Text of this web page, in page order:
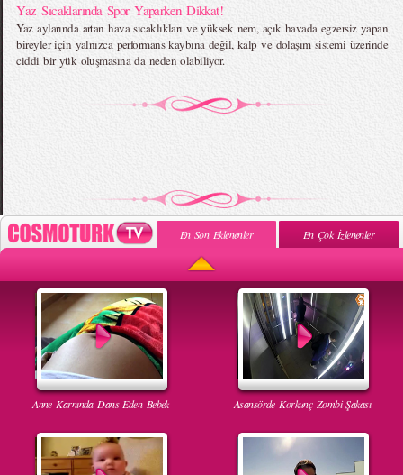
Yaz Sıcaklarında Spor Yaparken Dikkat!
Yaz aylarında artan hava sıcaklıkları ve yüksek nem, açık havada egzersiz yapan
bireyler için yalnızca performans kaybına değil, kalp ve dolaşım sistemi üzerinde
ciddi bir yük oluşmasına da neden olabiliyor.
En Son Eklenenler En Çok İzlenenler
Anne Karnında Dans Eden Bebek Asansörde Korkunç Zombi Şakası